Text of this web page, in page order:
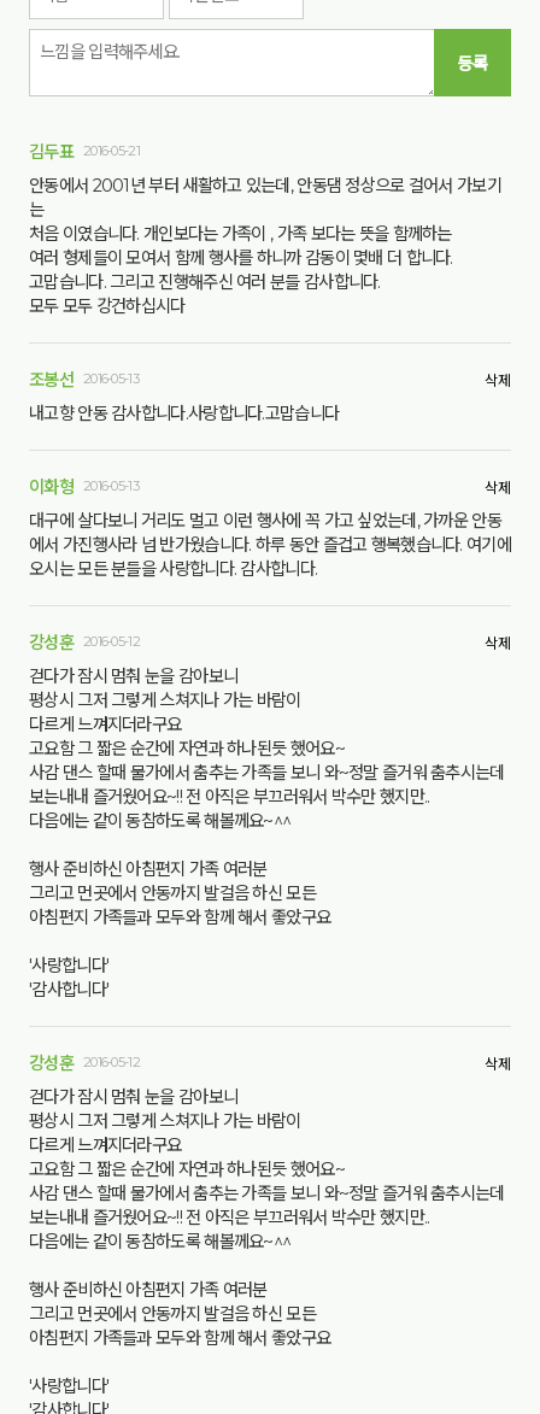
등록
김두표 2016-05-21
안동에서 2001년 부터 새활하고 있는데, 안동댐 정상으로 걸어서 가보기
는
처음 이였습니다. 개인보다는 가족이 , 가족 보다는 뜻을 함께하는
여러 형제들이 모여서 함께 행사를 하니까 감동이 몇배 더 합니다.
고맙습니다. 그리고 진행해주신 여러 분들 감사합니다.
모두 모두 강건하십시다
조봉선 2016-05-13 삭제
내고향 안동 감사합니다.사랑합니다.고맙습니다
이화형 2016-05-13 삭제
대구에 살다보니 거리도 멀고 이런 행사에 꼭 가고 싶었는데, 가까운 안동
에서 가진행사라 넘 반가웠습니다. 하루 동안 즐겁고 행복했습니다. 여기에
오시는 모든 분들을 사랑합니다. 감사합니다.
강성훈 2016-05-12 삭제
걷다가 잠시 멈춰 눈을 감아보니
평상시 그저 그렇게 스쳐지나 가는 바람이
다르게 느껴지더라구요
고요함 그 짧은 순간에 자연과 하나된듯 했어요~
사감 댄스 할때 물가에서 춤추는 가족들 보니 와~정말 즐거워 춤추시는데
보는내내 즐거웠어요~!! 전 아직은 부끄러워서 박수만 했지만..
다음에는 같이 동참하도록 해볼께요~^^
행사 준비하신 아침편지 가족 여러분
그리고 먼곳에서 안동까지 발걸음 하신 모든
아침편지 가족들과 모두와 함께 해서 좋았구요
'사랑합니다'
'감사합니다'
강성훈 2016-05-12 삭제
걷다가 잠시 멈춰 눈을 감아보니
평상시 그저 그렇게 스쳐지나 가는 바람이
다르게 느껴지더라구요
고요함 그 짧은 순간에 자연과 하나된듯 했어요~
사감 댄스 할때 물가에서 춤추는 가족들 보니 와~정말 즐거워 춤추시는데
보는내내 즐거웠어요~!! 전 아직은 부끄러워서 박수만 했지만..
다음에는 같이 동참하도록 해볼께요~^^
행사 준비하신 아침편지 가족 여러분
그리고 먼곳에서 안동까지 발걸음 하신 모든
아침편지 가족들과 모두와 함께 해서 좋았구요
'사랑합니다'